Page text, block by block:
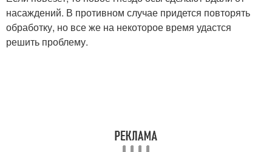
насаждений. В противном случае придется повторять
обработку, но все же на некоторое время удастся
решить проблему.